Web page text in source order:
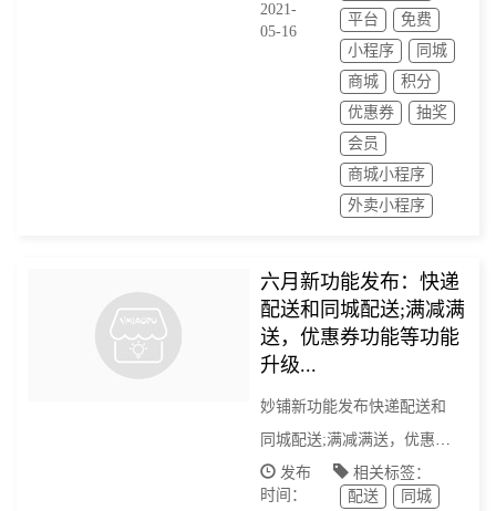
2021-
05-16
平台
免费
小程序
同城
商城
积分
优惠券
抽奖
会员
商城小程序
外卖小程序
六月新功能发布：快递
配送和同城配送;满减满
送，优惠券功能等功能
升级...
妙铺新功能发布快递配送和
同城配送;满减满送，优惠券
功能等功能升级...
发布
时间：
相关标签：
配送
同城